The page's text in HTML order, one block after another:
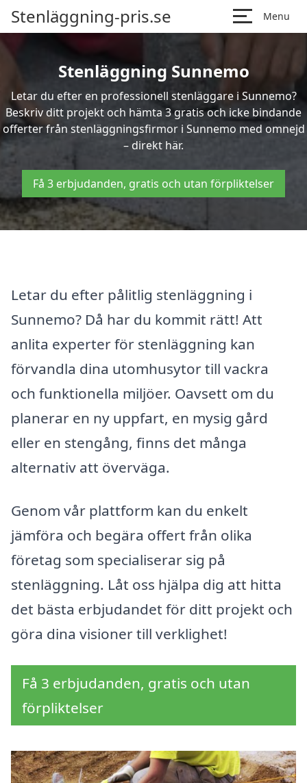
Stenläggning-pris.se Menu
Stenläggning Sunnemo
Letar du efter en professionell stenläggare i Sunnemo?
Beskriv ditt projekt och hämta 3 gratis och icke bindande
offerter från stenläggningsfirmor i Sunnemo med omnejd
– direkt här.
Få 3 erbjudanden, gratis och utan förpliktelser
Letar du efter pålitlig stenläggning i
Sunnemo? Då har du kommit rätt! Att
anlita experter för stenläggning kan
förvandla dina utomhusytor till vackra
och funktionella miljöer. Oavsett om du
planerar en ny uppfart, en mysig gård
eller en stengång, finns det många
alternativ att överväga.
Genom vår plattform kan du enkelt
jämföra och begära offert från olika
företag som specialiserar sig på
stenläggning. Låt oss hjälpa dig att hitta
det bästa erbjudandet för ditt projekt och
göra dina visioner till verklighet!
Få 3 erbjudanden, gratis och utan
förpliktelser